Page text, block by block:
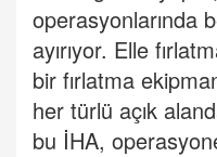
operasyonlarında
ayırıyor. Elle
bir fırlatma
her türlü açık
bu İHA,